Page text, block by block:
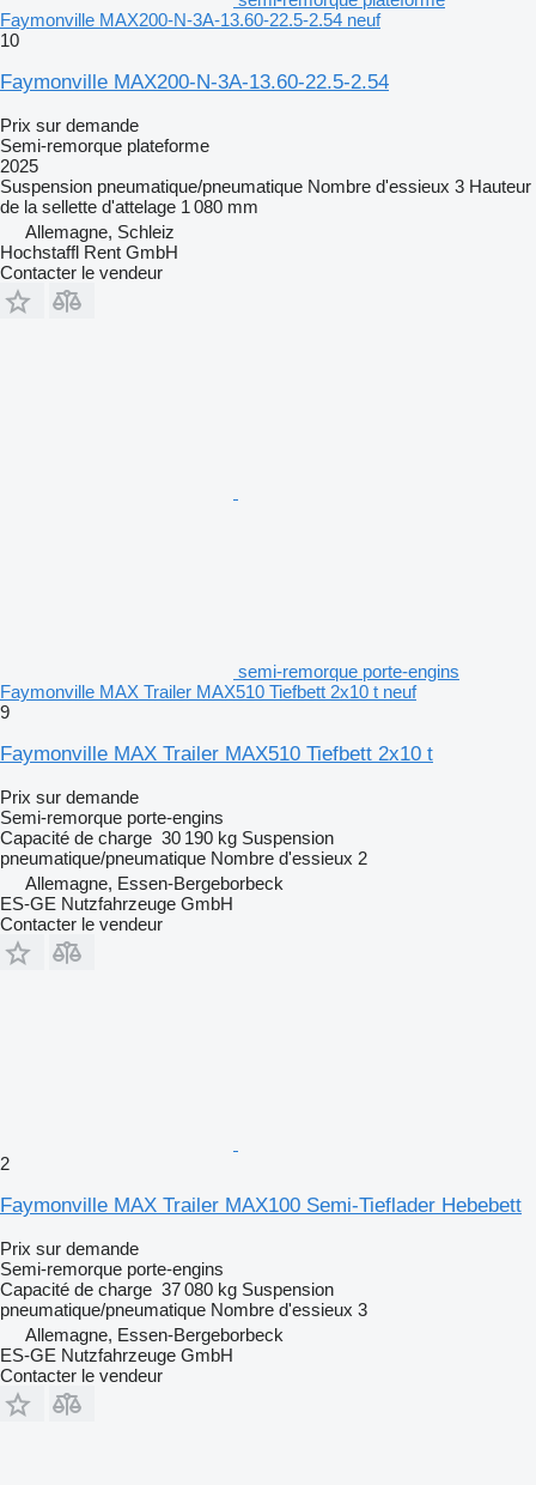
Faymonville MAX200-N-3A-13.60-22.5-2.54 neuf
10
Faymonville MAX200-N-3A-13.60-22.5-2.54
Prix sur demande
Semi-remorque plateforme
2025
Suspension pneumatique/pneumatique Nombre d'essieux 3 Hauteur
de la sellette d'attelage 1 080 mm
Allemagne, Schleiz
Hochstaffl Rent GmbH
Contacter le vendeur
semi-remorque porte-engins
Faymonville MAX Trailer MAX510 Tiefbett 2x10 t neuf
9
Faymonville MAX Trailer MAX510 Tiefbett 2x10 t
Prix sur demande
Semi-remorque porte-engins
Capacité de charge 30 190 kg Suspension
pneumatique/pneumatique Nombre d'essieux 2
Allemagne, Essen-Bergeborbeck
ES-GE Nutzfahrzeuge GmbH
Contacter le vendeur
2
Faymonville MAX Trailer MAX100 Semi-Tieflader Hebebett
Prix sur demande
Semi-remorque porte-engins
Capacité de charge 37 080 kg Suspension
pneumatique/pneumatique Nombre d'essieux 3
Allemagne, Essen-Bergeborbeck
ES-GE Nutzfahrzeuge GmbH
Contacter le vendeur